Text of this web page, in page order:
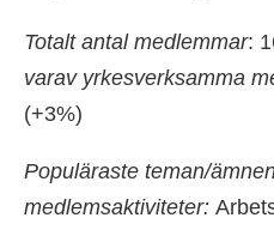
Totalt antal medlemmar:
varav yrkesverksamma
(+3%)
Populäraste teman/
medlemsaktiviteter: